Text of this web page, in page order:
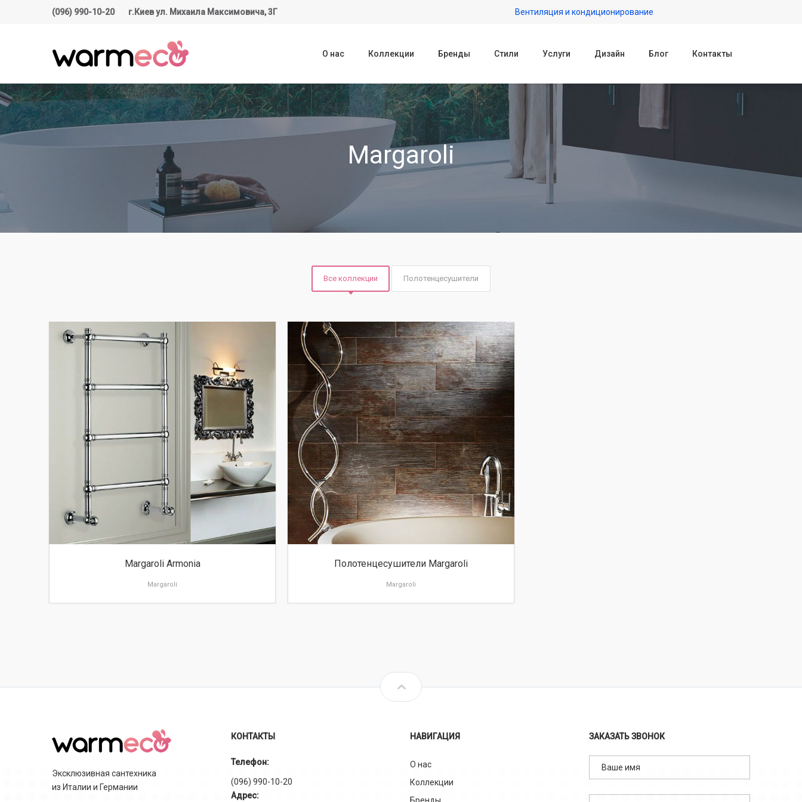
(096) 990-10-20 г.Киев ул. Михаила Максимовича, 3Г Вентиляция и кондиционирование
О нас Коллекции Бренды Стили Услуги Дизайн Блог Контакты
Margaroli
Все коллекции Полотенцесушители
Margaroli Armonia
Margaroli
Полотенцесушители Margaroli
Margaroli
Эксклюзивная сантехника
из Италии и Германии
КОНТАКТЫ
Телефон:
(096) 990-10-20
Адрес:
НАВИГАЦИЯ
О нас
Коллекции
ЗАКАЗАТЬ ЗВОНОК